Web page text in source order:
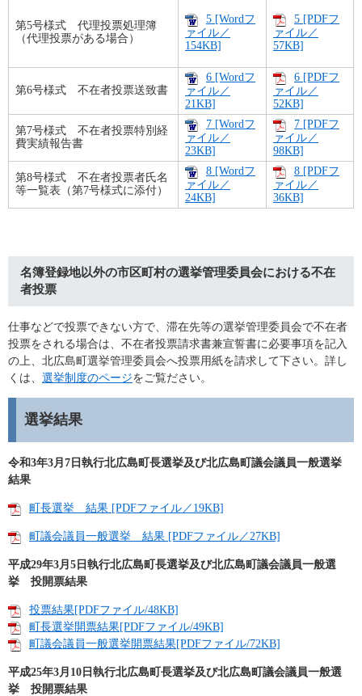
第5号様式 代理投票処理簿
（代理投票がある場合）
5 [Wordフ
ァイル／
154KB]
5 [PDFフ
ァイル／
57KB]
第6号様式 不在者投票送致書
6 [Wordフ
ァイル／
21KB]
6 [PDFフ
ァイル／
52KB]
第7号様式 不在者投票特別経
費実績報告書
7 [Wordフ
ァイル／
23KB]
7 [PDFフ
ァイル／
98KB]
第8号様式 不在者投票者氏名
等一覧表（第7号様式に添付）
8 [Wordフ
ァイル／
24KB]
8 [PDFフ
ァイル／
36KB]
名簿登録地以外の市区町村の選挙管理委員会における不在
者投票
仕事などで投票できない方で、滞在先等の選挙管理委員会で不在者
投票をされる場合は、不在者投票請求書兼宣誓書に必要事項を記入
の上、北広島町選挙管理委員会へ投票用紙を請求して下さい。詳し
くは、 選挙制度のページをご覧ださい。
選挙結果
令和3年3月7日執行北広島町長選挙及び北広島町議会議員一般選挙
結果
町長選挙 結果 [PDFファイル／19KB]
町議会議員一般選挙 結果 [PDFファイル／27KB]
平成29年3月5日執行北広島町長選挙及び北広島町議会議員一般選
挙 投開票結果
投票結果[PDFファイル/48KB]
町長選挙開票結果[PDFファイル/49KB]
町議会議員一般選挙開票結果[PDFファイル/72KB]
平成25年3月10日執行北広島町長選挙及び北広島町議会議員一般選
挙 投開票結果